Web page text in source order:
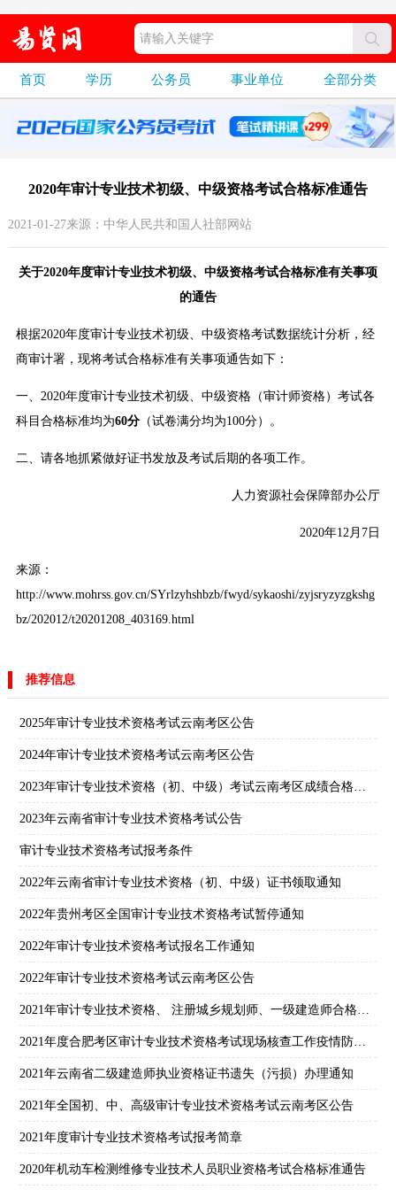
首页 学历 公务员 事业单位 全部分类
2020年审计专业技术初级、中级资格考试合格标准通告
2021-01-27来源：中华人民共和国人社部网站
关于2020年度审计专业技术初级、中级资格考试合格标准有关事项
的通告
根据2020年度审计专业技术初级、中级资格考试数据统计分析，经
商审计署，现将考试合格标准有关事项通告如下：
一、2020年度审计专业技术初级、中级资格（审计师资格）考试各
科目合格标准均为60分（试卷满分均为100分）。
二、请各地抓紧做好证书发放及考试后期的各项工作。
人力资源社会保障部办公厅
2020年12月7日
来源：
http://www.mohrss.gov.cn/SYrlzyhshbzb/fwyd/sykaoshi/zyjsryzyzgkshg
bz/202012/t20201208_403169.html
推荐信息
2025年审计专业技术资格考试云南考区公告
2024年审计专业技术资格考试云南考区公告
2023年审计专业技术资格（初、中级）考试云南考区成绩合格、拟取得资格证书人员公示
2023年云南省审计专业技术资格考试公告
审计专业技术资格考试报考条件
2022年云南省审计专业技术资格（初、中级）证书领取通知
2022年贵州考区全国审计专业技术资格考试暂停通知
2022年审计专业技术资格考试报名工作通知
2022年审计专业技术资格考试云南考区公告
2021年审计专业技术资格、 注册城乡规划师、一级建造师合格证书领取通知
2021年度合肥考区审计专业技术资格考试现场核查工作疫情防控公告
2021年云南省二级建造师执业资格证书遗失（污损）办理通知
2021年全国初、中、高级审计专业技术资格考试云南考区公告
2021年度审计专业技术资格考试报考简章
2020年机动车检测维修专业技术人员职业资格考试合格标准通告